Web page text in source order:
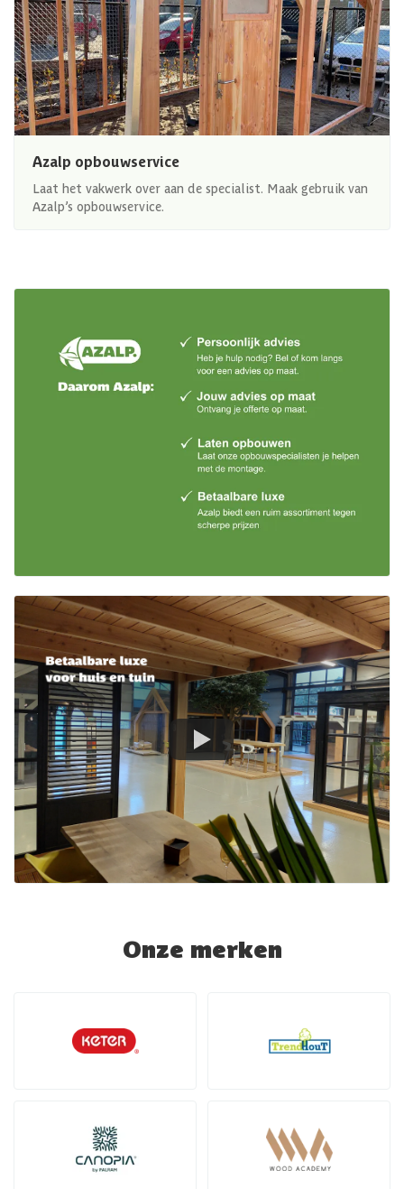
Azalp opbouwservice
Laat het vakwerk over aan de specialist. Maak gebruik van
Azalp’s opbouwservice.
Onze merken